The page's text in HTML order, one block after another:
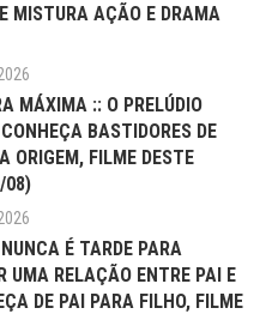
MISTURA AÇÃO E DRAMA
MÁXIMA :: O PRELÚDIO
BASTIDORES DE
ORIGEM, FILME DESTE
08)
É TARDE PARA
UMA RELAÇÃO ENTRE PAI E
DE PAI PARA FILHO, FILME